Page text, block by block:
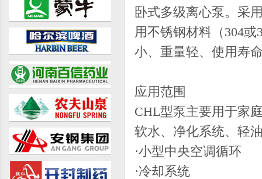
卧式多级离心泵。采
用不锈钢材料（304
小、重量轻、使用寿
应用范围
CHL型泵主要用于家
软水、净化系统、轻
·小型中央空调循环
·冷却系统 ·